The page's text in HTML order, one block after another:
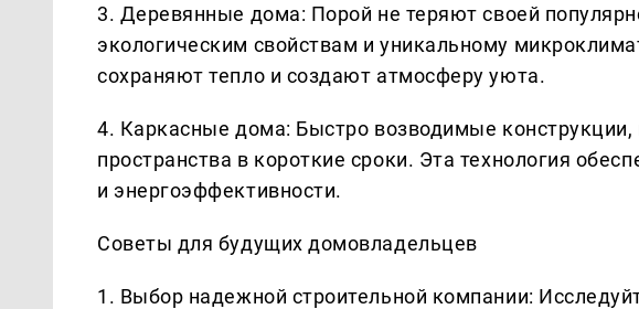
3. Деревянные дома: Порой не теряют своей
экологическим свойствам и уникальному
сохраняют тепло и создают атмосферу уюта.
4. Каркасные дома: Быстро возводимые
пространства в короткие сроки. Эта технология
и энергоэффективности.
Советы для будущих домовладельцев
1. Выбор надежной строительной компании: